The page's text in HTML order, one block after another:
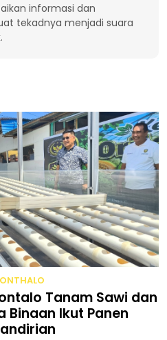
informasi dan
tekadnya menjadi suara
Tanam Sawi dan
Binaan Ikut Panen